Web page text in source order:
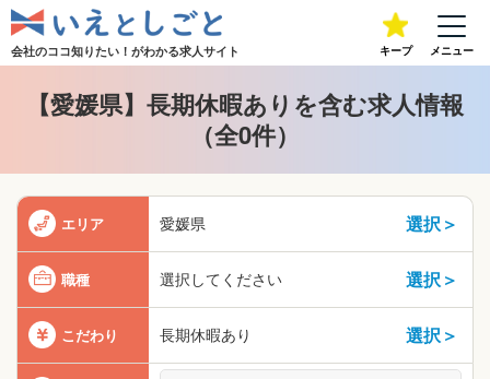
会社のココ知りたい！がわかる求人サイト キープ メニュー
【愛媛県】長期休暇ありを含む求人情報
（全0件）
エリア 愛媛県 選択＞
職種 選択してください 選択＞
こだわり 長期休暇あり 選択＞